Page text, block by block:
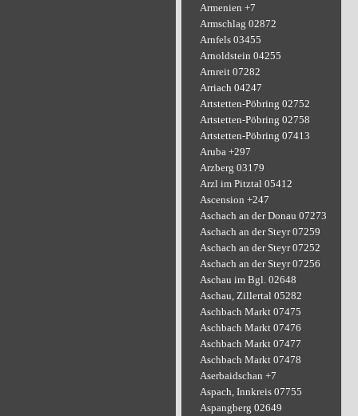
Armenien +7
Armschlag 02872
Arnfels 03455
Arnoldstein 04255
Arnreit 07282
Arriach 04247
Artstetten-Pöbring 02752
Artstetten-Pöbring 02758
Artstetten-Pöbring 07413
Aruba +297
Arzberg 03179
Arzl im Pitztal 05412
Ascension +247
Aschach an der Donau 07273
Aschach an der Steyr 07259
Aschach an der Steyr 07252
Aschach an der Steyr 07256
Aschau im Bgl. 02648
Aschau, Zillertal 05282
Aschbach Markt 07475
Aschbach Markt 07476
Aschbach Markt 07477
Aschbach Markt 07478
Aserbaidschan +7
Aspach, Innkreis 07755
Aspangberg 02649